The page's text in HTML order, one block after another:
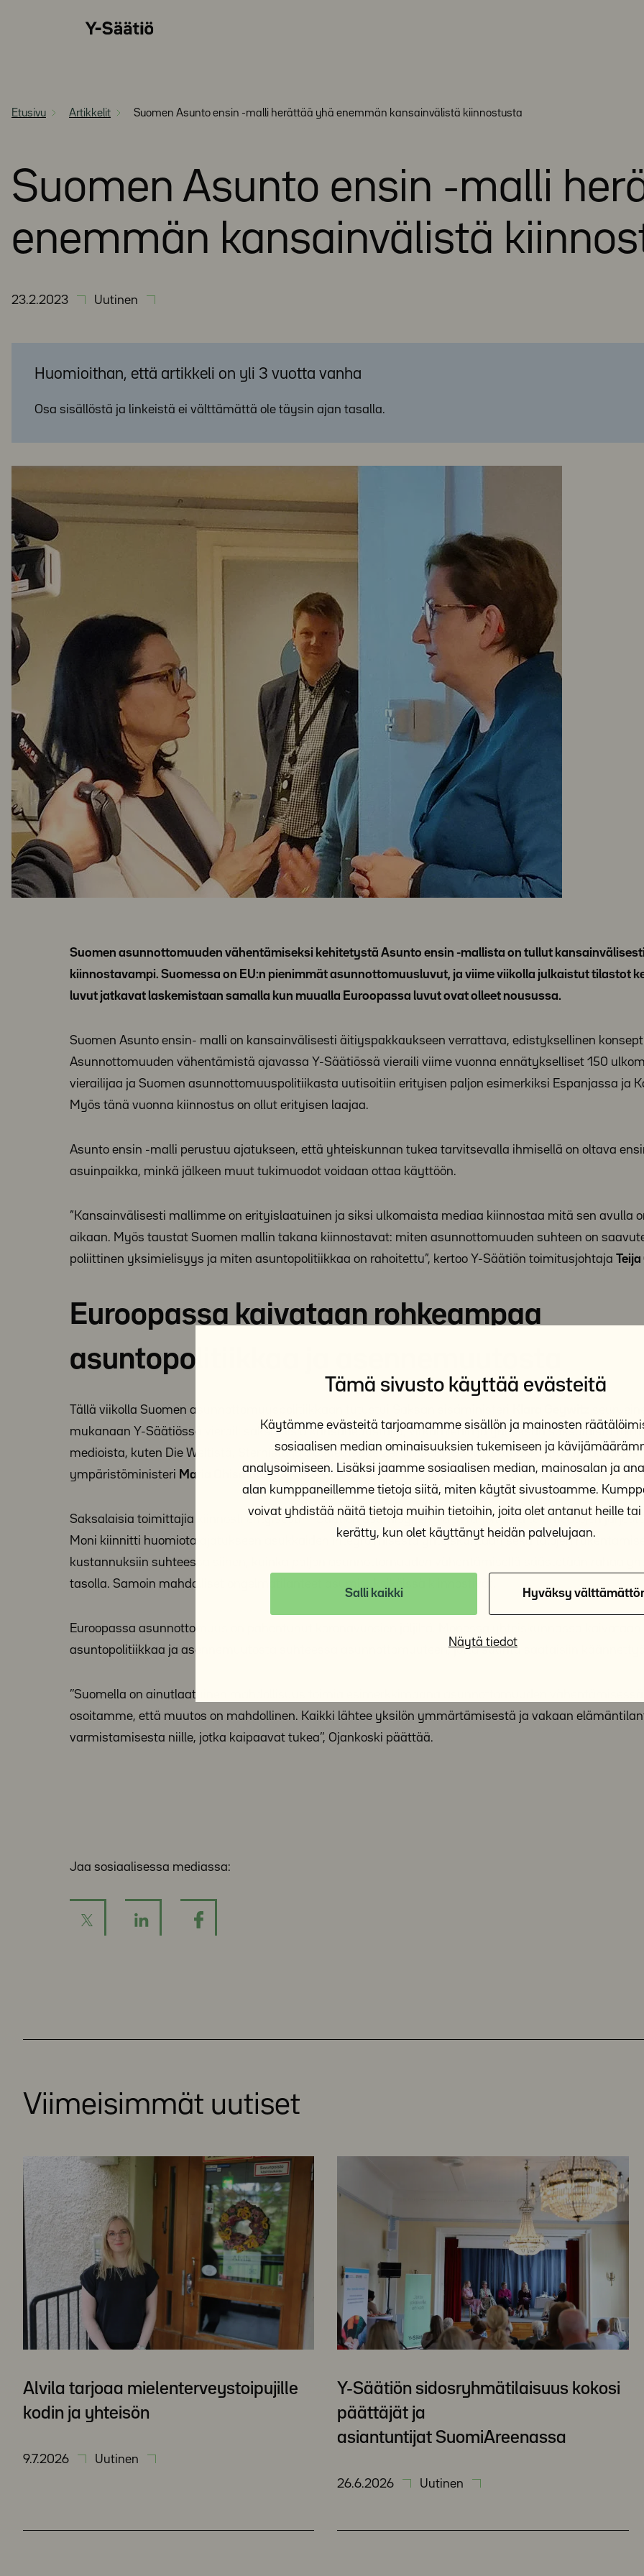
Tämä sivusto käyttää evästeitä
Käytämme evästeitä tarjoamamme sisällön ja mainosten
sosiaalisen median ominaisuuksien tukemiseen ja
analysoimiseen. Lisäksi jaamme sosiaalisen median, mainosalan ja
alan kumppaneillemme tietoja siitä, miten käytät sivustoamme.
voivat yhdistää näitä tietoja muihin tietoihin, joita olet antanut heille tai
kerätty, kun olet käyttänyt heidän palvelujaan.
Salli kaikki Hyväksy
Näytä tiedot
Etusivu Artikkelit Suomen Asunto ensin -malli herättää yhä enemmän kansainvälistä kiinnostusta
Suomen Asunto ensin -malli
enemmän kansainvälistä
23.2.2023 Uutinen
Huomioithan, että artikkeli on yli 3 vuotta vanha
Osa sisällöstä ja linkeistä ei välttämättä ole täysin ajan tasalla.
Suomen asunnottomuuden vähentämiseksi kehitetystä Asunto ensin -mallista on tullut
kiinnostavampi. Suomessa on EU:n pienimmät asunnottomuusluvut, ja viime viikolla julkaistut tilastot
luvut jatkavat laskemistaan samalla kun muualla Euroopassa luvut ovat olleet nousussa.
Suomen Asunto ensin- malli on kansainvälisesti äitiyspakkaukseen verrattava, edistyksellinen
Asunnottomuuden vähentämistä ajavassa Y-Säätiössä vieraili viime vuonna ennätykselliset 150
vierailijaa ja Suomen asunnottomuuspolitiikasta uutisoitiin erityisen paljon esimerkiksi Espanjassa ja
Myös tänä vuonna kiinnostus on ollut erityisen laajaa.
Asunto ensin -malli perustuu ajatukseen, että yhteiskunnan tukea tarvitsevalla ihmisellä on oltava
asuinpaikka, minkä jälkeen muut tukimuodot voidaan ottaa käyttöön.
”Kansainvälisesti mallimme on erityislaatuinen ja siksi ulkomaista mediaa kiinnostaa mitä sen avulla
aikaan. Myös taustat Suomen mallin takana kiinnostavat: miten asunnottomuuden suhteen on
poliittinen yksimielisyys ja miten asuntopolitiikkaa on rahoitettu”, kertoo Y-Säätiön toimitusjohtaja
Euroopassa kaivataan rohkeampaa
asuntopolitiikkaa ja asennemuutosta
Tällä viikolla Suomen asunnottomuuspolitiikkaan tutustui Saksan sisäministeri
mukanaan Y-Säätiössä vieraili saksalaisia kansanedustajia, virkamiehiä ja yhdeksän saksalaista
medioista, kuten Die Weltistä, Sternistä ja Süddeutsche Zeitungista. Geywitz tapasi vierailullaan myös
ympäristöministeri Maria Ohisalon.
Saksalaisia toimittajia kiinnosti erityisesti Y-Säätiön asumisyksiköiden rahoitus ja tukimuotojen
Moni kiinnitti huomiota ajatukseen asukkaiden integroimisesta yhteiskuntaan sekä talojen
kustannuksiin suhteessa siihen, kuinka paljon asunnottomuuden vähentämisellä säästetään rahaa
tasolla. Samoin mahdolliset ongelmatilanteet asumisyksiköissä kiinnostivat.
Euroopassa asunnottomuus on pahentunut koronavuosien jäljiltä. Monessa yhteiskunnassa kaivataan
asuntopolitiikkaa ja asennemuutosta suhteessa asunnottomuuteen, jotta suunta saataisiin käännettyä.
’’Suomella on ainutlaatuinen mahdollisuus toimia esimerkkimaana asunnottomuuden vähentämisessä.
osoitamme, että muutos on mahdollinen. Kaikki lähtee yksilön ymmärtämisestä ja vakaan
varmistamisesta niille, jotka kaipaavat tukea’’, Ojankoski päättää.
Jaa sosiaalisessa mediassa:
Viimeisimmät uutiset
Alvila tarjoaa mielenterveystoipujille
kodin ja yhteisön
9.7.2026 Uutinen
Y-Säätiön sidosryhmätilaisuus kokosi
päättäjät ja
asiantuntijat SuomiAreenassa
26.6.2026 Uutinen